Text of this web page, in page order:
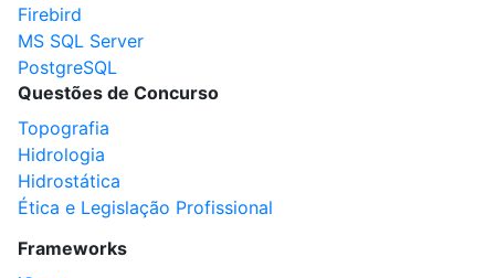
Firebird
MS SQL Server
PostgreSQL
Questões de Concurso
Topografia
Hidrologia
Hidrostática
Ética e Legislação Profissional
Frameworks